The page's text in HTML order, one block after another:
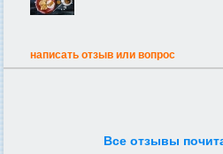
написать отзыв или вопрос
Все отзывы